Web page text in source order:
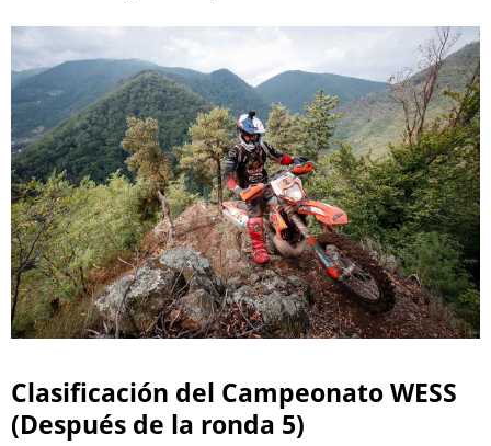
Clasificación del Campeonato WESS
(Después de la ronda 5)